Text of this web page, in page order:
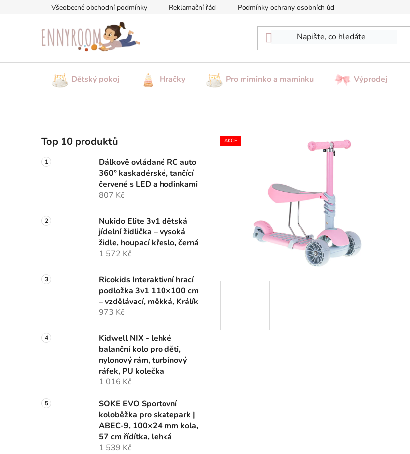
Všeobecné obchodní podmínky Reklamační řád Podmínky ochrany osobních údajů
Dětský pokoj Hračky Pro miminko a maminku Výprodej
o
s
t
n
n
e
Top 10 produktů
Dálkově ovládané RC auto
360° kaskadérské, tančící
červené s LED a hodinkami
807 Kč
Nukido Elite 3v1 dětská
jídelní židlička – vysoká
židle, houpací křeslo, černá
1 572 Kč
Ricokids Interaktivní hrací
podložka 3v1 110×100 cm
– vzdělávací, měkká, Králík
973 Kč
Kidwell NIX - lehké
balanční kolo pro děti,
nylonový rám, turbínový
ráfek, PU kolečka
1 016 Kč
SOKE EVO Sportovní
koloběžka pro skatepark |
ABEC-9, 100×24 mm kola,
57 cm řídítka, lehká
1 539 Kč
AKCE